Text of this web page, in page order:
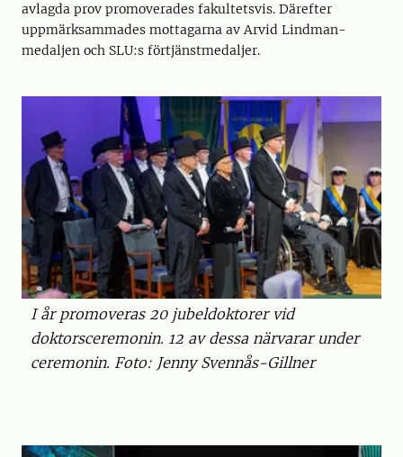
avlagda prov promoverades fakultetsvis. Därefter
uppmärksammades mottagarna av Arvid Lindman-
medaljen och SLU:s förtjänstmedaljer.
I år promoveras 20 jubeldoktorer vid
doktorsceremonin. 12 av dessa närvarar under
ceremonin. Foto: Jenny Svennås-Gillner